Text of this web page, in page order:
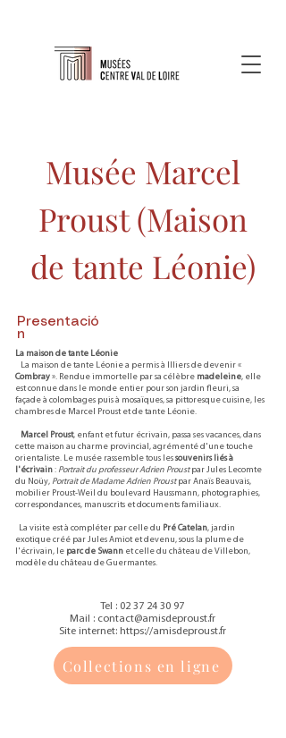
Musée Marcel
Proust (Maison
de tante Léonie)
Presentació
n
La maison de tante Léonie
La maison de tante Léonie a permis à Illiers de devenir «
Combray». Rendue immortelle par sa célèbre madeleine, elle
est connue dans le monde entier pour son jardin fleuri, sa
façade à colombages puis à mosaïques, sa pittoresque cuisine, les
chambres de Marcel Proust et de tante Léonie.
Marcel Proust, enfant et futur écrivain, passa ses vacances, dans
cette maison au charme provincial, agrémenté d'une touche
orientaliste. Le musée rassemble tous lessouvenirs liés à
l'écrivain: Portrait du professeur Adrien Proustpar Jules Lecomte
du Noüy, Portrait de Madame Adrien Proustpar Anaïs Beauvais,
mobilier Proust-Weil du boulevard Haussmann, photographies,
correspondances, manuscrits et documents familiaux.
La visite est à compléter par celle du Pré Catelan, jardin
exotique créé par Jules Amiot et devenu, sous la plume de
l'écrivain, le parc de Swann et celle du château de Villebon,
modèle du château de Guermantes.
Tel : 02 37 24 30 97
Mail : contact@amisdeproust.fr
Site internet: https://amisdeproust.fr
Collections en ligne